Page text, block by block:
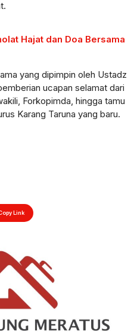
Hajat dan Doa Bersama
yang dipimpin oleh Ustadz
ucapan selamat dari
Forkopimda, hingga tamu
Karang Taruna yang baru.
Link